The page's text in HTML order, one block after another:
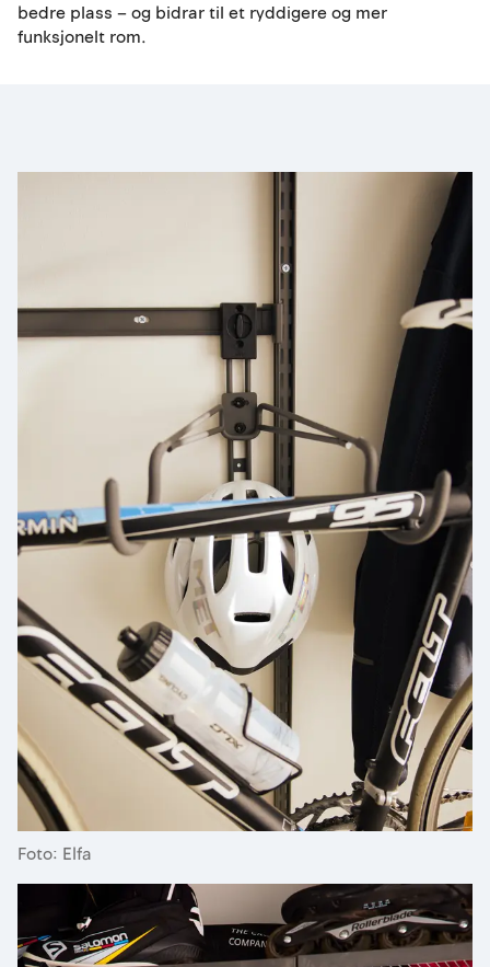
bedre plass – og bidrar til et ryddigere og mer
funksjonelt rom.
Foto: Elfa